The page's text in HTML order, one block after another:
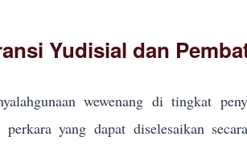
Yudisial dan
wewenang di tingkat
yang dapat diselesaikan